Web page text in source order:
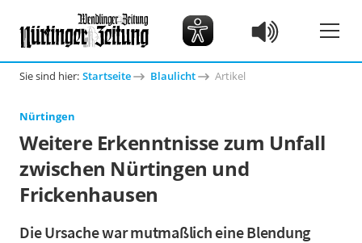
Sie sind hier: Startseite Blaulicht Artikel
Nürtingen
Weitere Erkenntnisse zum Unfall
zwischen Nürtingen und
Frickenhausen
Die Ursache war mutmaßlich eine Blendung